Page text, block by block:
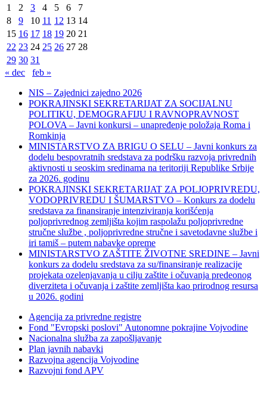
1
2 3 4 5 6
7
8
9 10 11 12 13 14
15 16 17 18 19 20 21
22 23 24 25 26 27 28
29 30 31
« dec
feb »
NIS – Zajednici zajedno 2026
POKRAJINSKI SEKRETARIJAT ZA SOCIJALNU
POLITIKU, DEMOGRAFIJU I RAVNOPRAVNOST
POLOVA – Javni konkursi – unapređenje položaja Roma i
Romkinja
MINISTARSTVO ZA BRIGU O SELU – Javni konkurs za
dodelu bespovratnih sredstava za podršku razvoja privrednih
aktivnosti u seoskim sredinama na teritoriji Republike Srbije
za 2026. godinu
POKRAJINSKI SEKRETARIJAT ZA POLJOPRIVREDU,
VODOPRIVREDU I ŠUMARSTVO – Konkurs za dodelu
sredstava za finansiranje intenziviranja korišćenja
poljoprivrednog zemljišta kojim raspolažu poljoprivredne
stručne službe , poljoprivredne stručne i savetodavne službe i
iri tamiš ‒ putem nabavke opreme
MINISTARSTVO ZAŠTITE ŽIVOTNE SREDINE – Javni
konkurs za dodelu sredstava za su/finansiranje realizacije
projekata ozelenjavanja u cilju zaštite i očuvanja predeonog
diverziteta i očuvanja i zaštite zemljišta kao prirodnog resursa
u 2026. godini
Agencija za privredne registre
Fond "Evropski poslovi" Autonomne pokrajine Vojvodine
Nacionalna služba za zapošljavanje
Plan javnih nabavki
Razvojna agencija Vojvodine
Razvojni fond APV